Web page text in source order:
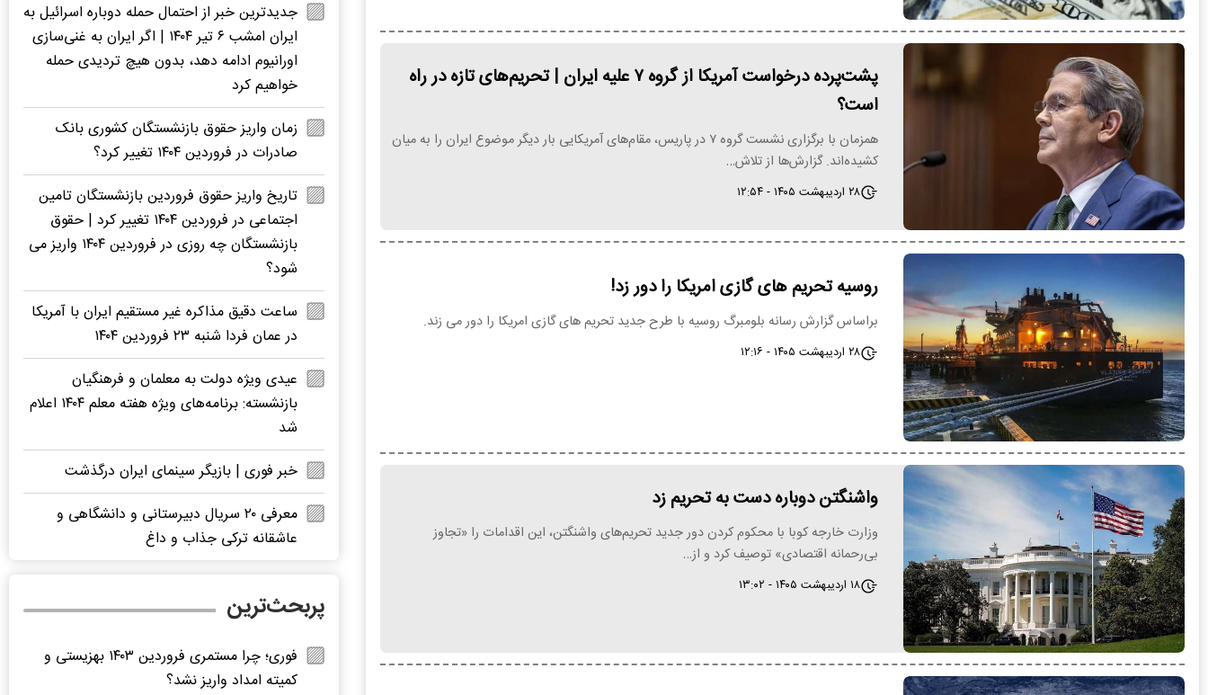
پشت‌پرده درخواست آمریکا از گروه ۷ علیه ایران | تحریم‌های تازه در راه
است؟
همزمان با برگزاری نشست گروه ۷ در پاریس، مقام‌های آمریکایی بار دیگر موضوع ایران را به میان
کشیده‌اند. گزارش‌ها از تلاش…
۲۸ اردیبهشت ۱۴۰۵ - ۱۲:۵۴
روسیه تحریم های گازی امریکا را دور زد!
براساس گزارش رسانه بلومبرگ روسیه با طرح جدید تحریم های گازی امریکا را دور می زند.
۲۸ اردیبهشت ۱۴۰۵ - ۱۲:۱۶
واشنگتن دوباره دست به تحریم زد
وزارت خارجه کوبا با محکوم کردن دور جدید تحریم‌های واشنگتن، این اقدامات را «تجاوز
بی‌رحمانه اقتصادی» توصیف کرد و از…
۱۸ اردیبهشت ۱۴۰۵ - ۱۳:۰۲
جدیدترین خبر از احتمال حمله دوباره اسرائیل به
ایران امشب ۶ تیر ۱۴۰۴ | اگر ایران به غنی‌سازی
اورانیوم ادامه دهد، بدون هیچ تردیدی حمله
خواهیم کرد
زمان واریز حقوق بازنشستگان کشوری بانک
صادرات در فروردین ۱۴۰۴ تغییر کرد؟
تاریخ واریز حقوق فروردین بازنشستگان تامین
اجتماعی در فروردین ۱۴۰۴ تغییر کرد | حقوق
بازنشستگان چه روزی در فروردین ۱۴۰۴ واریز می
شود؟
ساعت دقیق مذاکره غیر مستقیم ایران با آمریکا
در عمان فردا شنبه ۲۳ فروردین ۱۴۰۴
عیدی ویژه دولت به معلمان و فرهنگیان
بازنشسته: برنامه‌های ویژه هفته معلم ۱۴۰۴ اعلام
شد
خبر فوری | بازیگر سینمای ایران درگذشت
معرفی ۲۰ سریال دبیرستانی و دانشگاهی و
عاشقانه ترکی جذاب و داغ
پربحث‌ترین
فوری؛ چرا مستمری فروردین ۱۴۰۳ بهزیستی و
کمیته امداد واریز نشد؟